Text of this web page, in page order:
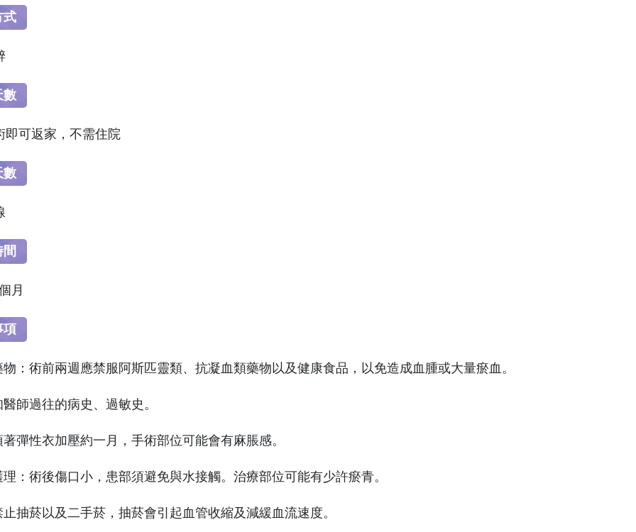
式
數
即可返家，不需住院
數
間
月
項
：術前兩週應禁服阿斯匹靈類、抗凝血類藥物以及健康食品，以免造成血腫或大量瘀血。
師過往的病史、過敏史。
彈性衣加壓約一月，手術部位可能會有麻脹感。
：術後傷口小，患部須避免與水接觸。治療部位可能有少許瘀青。
抽菸以及二手菸，抽菸會引起血管收縮及減緩血流速度。